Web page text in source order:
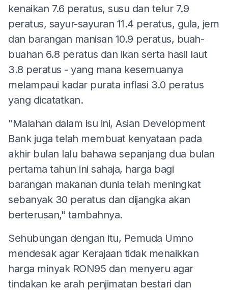
kenaikan 7.6 peratus, susu dan telur 7.9
peratus, sayur-sayuran 11.4 peratus, gula, jem
dan barangan manisan 10.9 peratus, buah-
buahan 6.8 peratus dan ikan serta hasil laut
3.8 peratus - yang mana kesemuanya
melampaui kadar purata inflasi 3.0 peratus
yang dicatatkan.
"Malahan dalam isu ini, Asian Development
Bank juga telah membuat kenyataan pada
akhir bulan lalu bahawa sepanjang dua bulan
pertama tahun ini sahaja, harga bagi
barangan makanan dunia telah meningkat
sebanyak 30 peratus dan dijangka akan
berterusan," tambahnya.
Sehubungan dengan itu, Pemuda Umno
mendesak agar Kerajaan tidak menaikkan
harga minyak RON95 dan menyeru agar
tindakan ke arah penjimatan bestari dan